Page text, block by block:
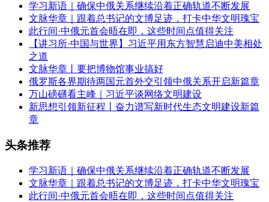
学习新语｜确保中俄关系继续沿着正确轨道不断发展
文脉华章｜跟着总书记的文博足迹，打卡中华文明瑰宝
此行间·中俄元首会晤在即，这些时间点值得关注
【讲习所·中国与世界】习近平用东方智慧启迪中美相处
之道
文脉华章丨要把博物馆事业搞好
俄罗斯各界期待两国元首外交引领中俄关系开启新篇章
万山磅礴看主峰｜习近平谈网络文明建设
新思想引领新征程丨奋力谱写新时代生态文明建设新篇
章
头条推荐
学习新语｜确保中俄关系继续沿着正确轨道不断发展
文脉华章｜跟着总书记的文博足迹，打卡中华文明瑰宝
此行间·中俄元首会晤在即，这些时间点值得关注